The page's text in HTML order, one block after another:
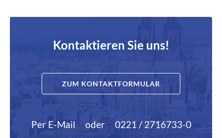
Kontaktieren Sie uns!
ZUM KONTAKTFORMULAR
Per E-Mail oder 0221 / 2716733-0